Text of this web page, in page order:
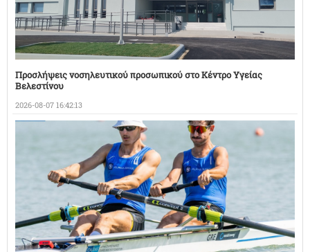
Προσλήψεις νοσηλευτικού προσωπικού στο Κέντρο Υγείας
Βελεστίνου
2026-08-07 16:42:13